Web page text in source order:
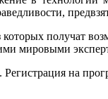
получат
мировыми
на